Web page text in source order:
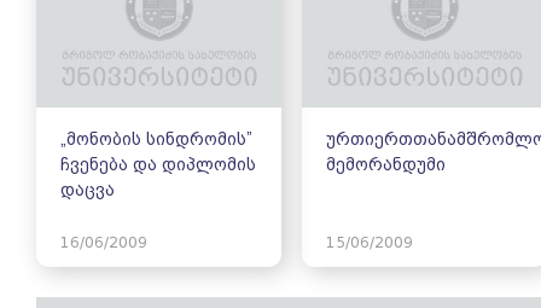
„მონობის სინდრომის”
ჩვენება და დიპლომის
დაცვა
16/06/2009
მემორანდუმი
15/06/2009